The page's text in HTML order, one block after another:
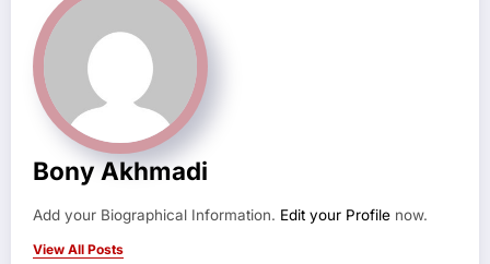
Bony Akhmadi
Add your Biographical Information. Edit your Profile now.
View All Posts